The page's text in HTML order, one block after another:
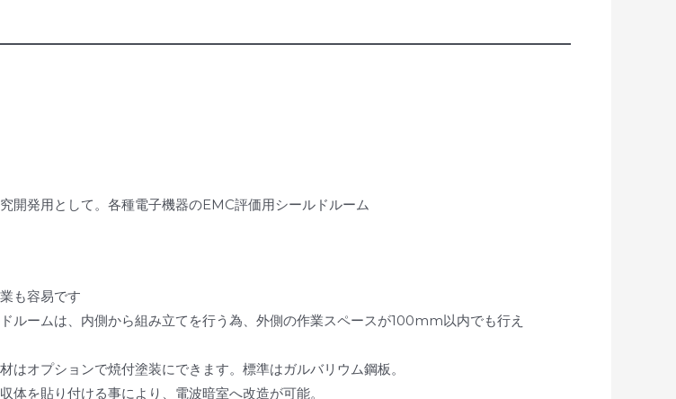
開発用として。各種電子機器のEMC評価用シールドルーム
も容易です
ルームは、内側から組み立てを行う為、外側の作業スペースが100mm以内でも行え
はオプションで焼付塗装にできます。標準はガルバリウム鋼板。
体を貼り付ける事により、電波暗室へ改造が可能。